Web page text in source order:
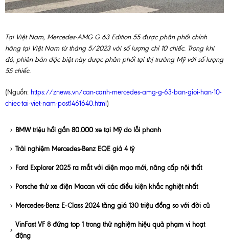
Tại Việt Nam, Mercedes-AMG G 63 Edition 55 được phân phối chính
hãng tại Việt Nam từ tháng 5/2023 với số lượng chỉ 10 chiếc. Trong khi
đó, phiên bản đặc biệt này được phân phối tại thị trường Mỹ với số lượng
55 chiếc.
(Nguồn: https://znews.vn/can-canh-mercedes-amg-g-63-ban-gioi-han-10-
chiec-tai-viet-nam-post1461640.html )
BMW triệu hồi gần 80.000 xe tại Mỹ do lỗi phanh
Trải nghiệm Mercedes-Benz EQE giá 4 tỷ
Ford Explorer 2025 ra mắt với diện mạo mới, nâng cấp nội thất
Porsche thử xe điện Macan với các điều kiện khắc nghiệt nhất
Mercedes-Benz E-Class 2024 tăng giá 130 triệu đồng so với đời cũ
VinFast VF 8 đứng top 1 trong thử nghiệm hiệu quả phạm vi hoạt
động